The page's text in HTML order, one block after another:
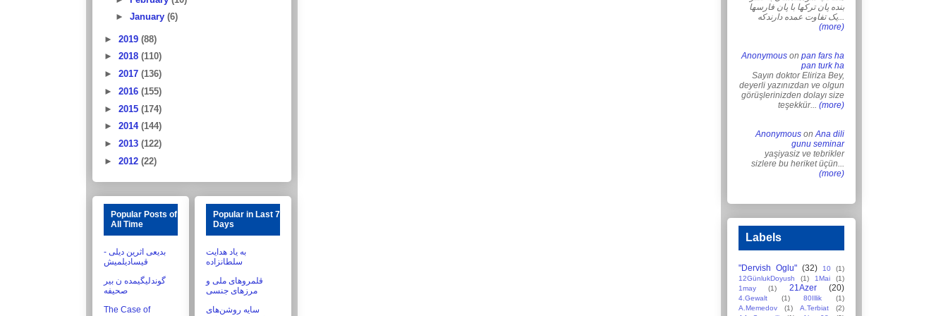
► January (6)
► 2019 (88)
► 2018 (110)
► 2017 (136)
► 2016 (155)
► 2015 (174)
► 2014 (144)
► 2013 (122)
► 2012 (22)
Popular Posts of
All Time
بدیعی اثرین دیلی -
قیسادیلمیش
گوندلیگیمده ن بیر
صحیفه
The Case of
Popular in Last 7
Days
به یاد هدایت
سلطانزاده
قلمروهای ملی و
مرزهای جنسی
سایه روشن‌های
بنده پان ترکها با پان فارسها
یک تفاوت عمده دارندکه...
(more)
Anonymous on pan fars ha
pan turk ha
Sayın doktor Eliriza Bey,
deyerli yazınızdan ve olgun
görüşlerinizden dolayı size
teşekkür... (more)
Anonymous onAna dili
gunu seminar
yaşiyasiz ve tebrikler
sizlere bu heriket üçün...
(more)
Labels
"Dervish Oglu" (32) 10
(1)
12GünlukDoyush
(1) 1Mai
(1)
1may
(1) 21Azer (20)
4.Gewalt (1) 80Illik
(1)
A.Memedov
(1) A.Terbiat
(2)